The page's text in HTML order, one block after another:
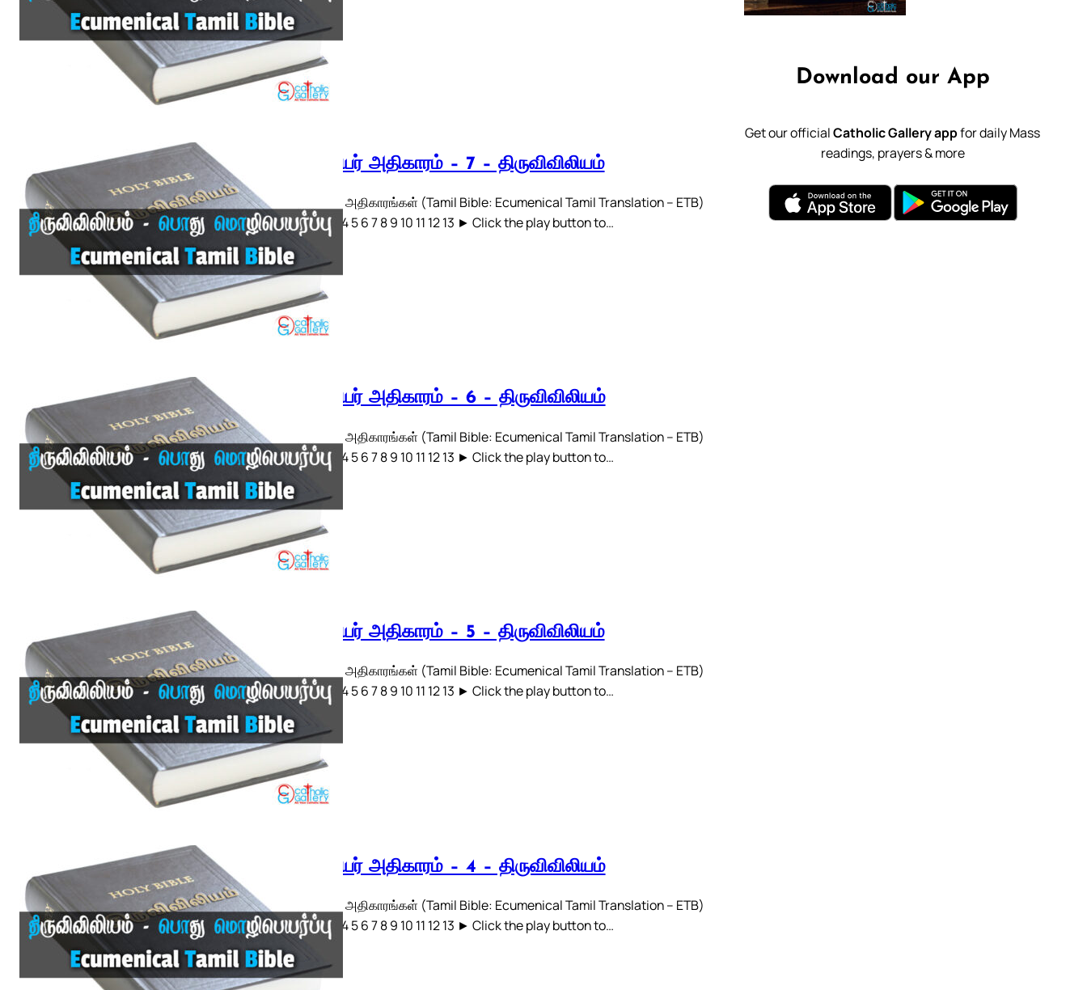
எபிரேயர் அதிகாரம் – 7 – திருவிவிலியம்
எபிரேயர் அதிகாரங்கள் (Tamil Bible: Ecumenical Tamil Translation – ETB)
◄ 1 2 3 4 5 6 7 8 9 10 11 12 13 ► Click the play button to…
எபிரேயர் அதிகாரம் – 6 – திருவிவிலியம்
எபிரேயர் அதிகாரங்கள் (Tamil Bible: Ecumenical Tamil Translation – ETB)
◄ 1 2 3 4 5 6 7 8 9 10 11 12 13 ► Click the play button to…
எபிரேயர் அதிகாரம் – 5 – திருவிவிலியம்
எபிரேயர் அதிகாரங்கள் (Tamil Bible: Ecumenical Tamil Translation – ETB)
◄ 1 2 3 4 5 6 7 8 9 10 11 12 13 ► Click the play button to…
எபிரேயர் அதிகாரம் – 4 – திருவிவிலியம்
எபிரேயர் அதிகாரங்கள் (Tamil Bible: Ecumenical Tamil Translation – ETB)
◄ 1 2 3 4 5 6 7 8 9 10 11 12 13 ► Click the play button to…
Download our App
Get our officialCatholic Gallery appfor daily Mass
readings, prayers & more